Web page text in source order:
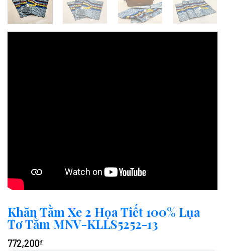
Khăn Tằm Xe 2 Họa Tiết 100% Lụa
Tơ Tằm MNV-KLLS5252-13
772,200₫